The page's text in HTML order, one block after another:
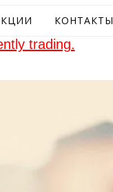
КОНТАКТЫ
trading.